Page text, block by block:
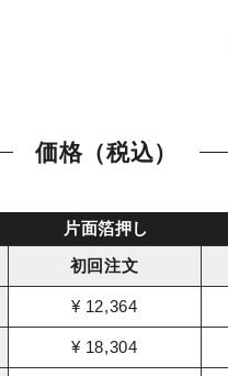
価格（税込）
片面箔押し
初回注文
¥ 12,364
¥ 18,304